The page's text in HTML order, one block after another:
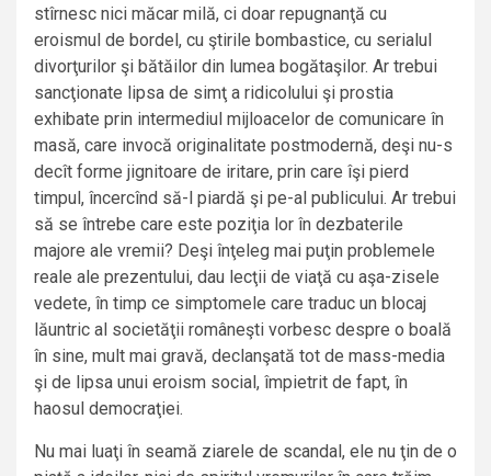
stîrnesc nici măcar milă, ci doar repugnanţă cu
eroismul de bordel, cu ştirile bombastice, cu serialul
divorţurilor şi bătăilor din lumea bogătaşilor. Ar trebui
sancţionate lipsa de simţ a ridicolului şi prostia
exhibate prin intermediul mijloacelor de comunicare în
masă, care invocă originalitate postmodernă, deşi nu-s
decît forme jignitoare de iritare, prin care îşi pierd
timpul, încercînd să-l piardă şi pe-al publicului. Ar trebui
să se întrebe care este poziţia lor în dezbaterile
majore ale vremii? Deşi înţeleg mai puţin problemele
reale ale prezentului, dau lecţii de viaţă cu aşa-zisele
vedete, în timp ce simptomele care traduc un blocaj
lăuntric al societăţii româneşti vorbesc despre o boală
în sine, mult mai gravă, declanşată tot de mass-media
şi de lipsa unui eroism social, împietrit de fapt, în
haosul democraţiei.
Nu mai luaţi în seamă ziarele de scandal, ele nu ţin de o